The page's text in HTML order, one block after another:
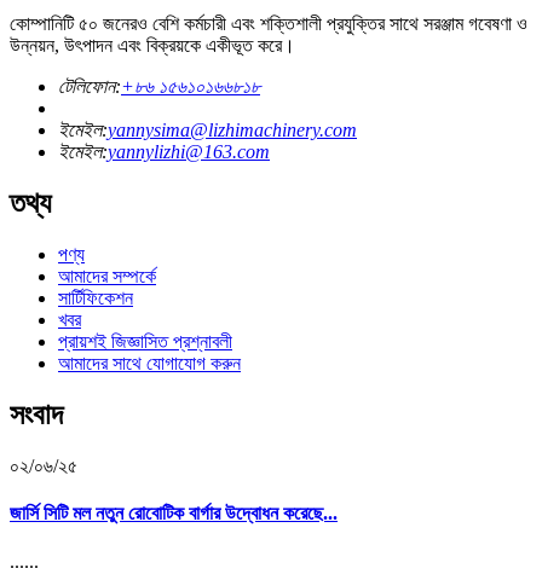
কোম্পানিটি ৫০ জনেরও বেশি কর্মচারী এবং শক্তিশালী প্রযুক্তির সাথে সরঞ্জাম গবেষণা ও
উন্নয়ন, উৎপাদন এবং বিক্রয়কে একীভূত করে।
টেলিফোন:+৮৬ ১৫৬১০১৬৬৮১৮
ইমেইল:yannysima@lizhimachinery.com
ইমেইল:yannylizhi@163.com
তথ্য
পণ্য
আমাদের সম্পর্কে
সার্টিফিকেশন
খবর
প্রায়শই জিজ্ঞাসিত প্রশ্নাবলী
আমাদের সাথে যোগাযোগ করুন
সংবাদ
০২/০৬/২৫
জার্সি সিটি মল নতুন রোবোটিক বার্গার উদ্বোধন করেছে...
......